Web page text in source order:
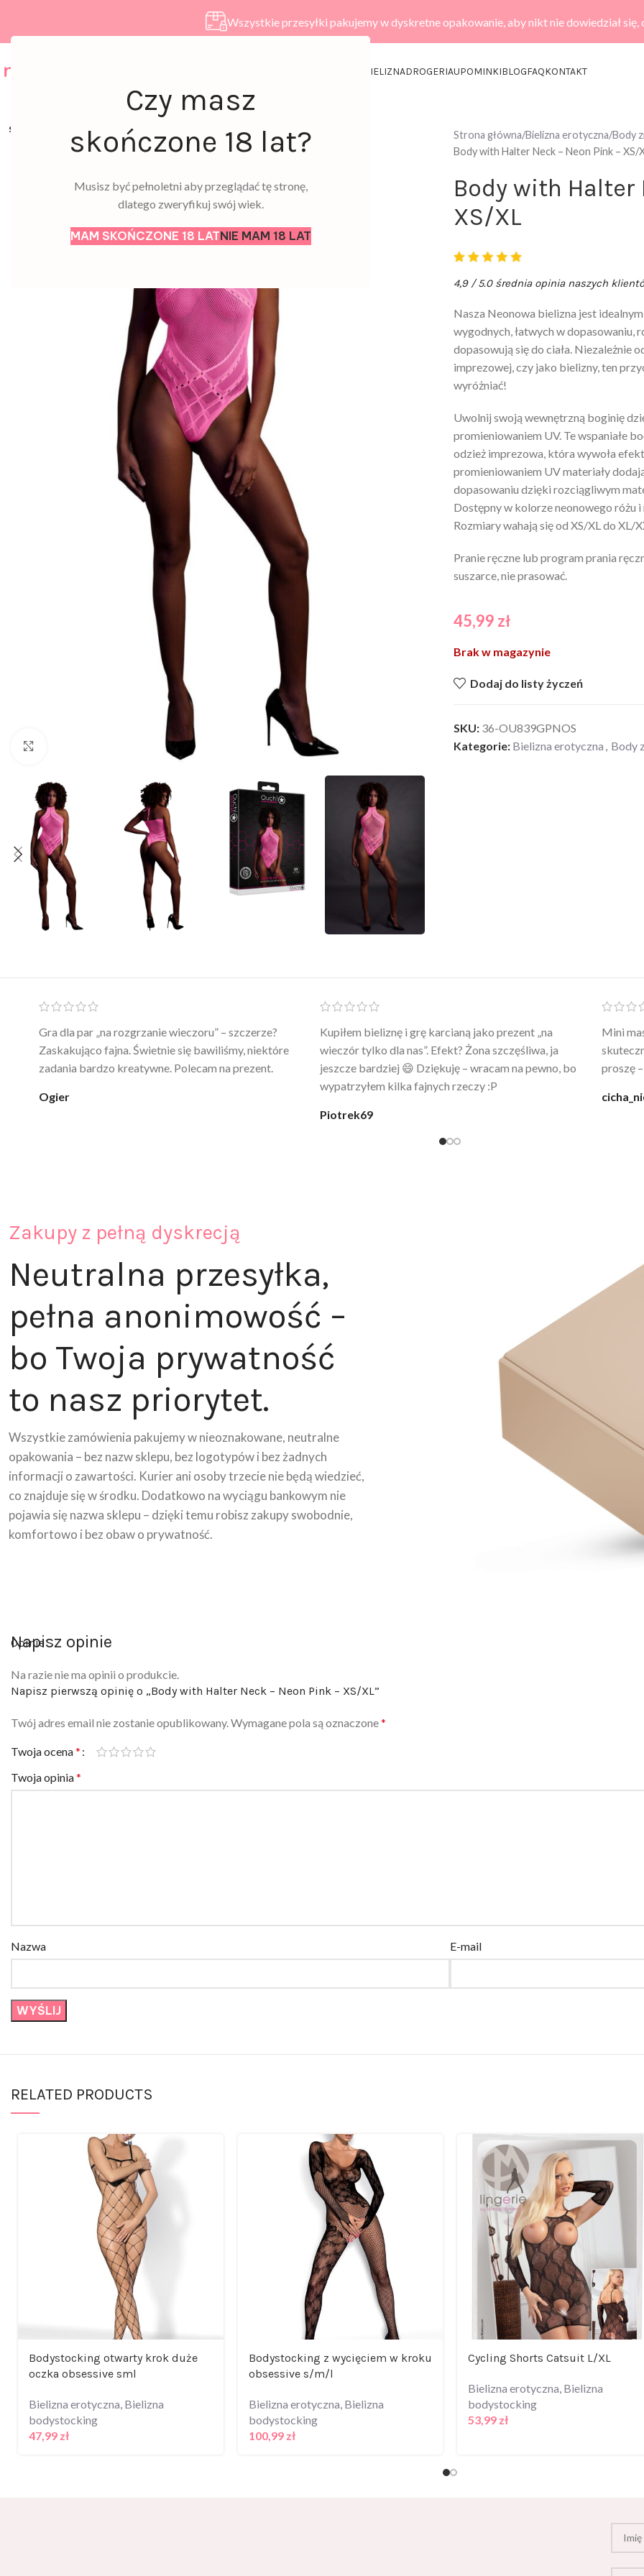
Czy masz
skończone 18 lat?
Musisz być pełnoletni aby przeglądać tę stronę,
dlatego zweryfikuj swój wiek.
MAM SKOŃCZONE 18 LATNIE MAM 18 LAT
Wszystkie przesyłki pakujemy w dyskretne opakowanie, aby nikt nie dowiedział się,
BIELIZNADROGERIAUPOMINKIBLOGFAQKONTAKT
SOLD
Strona główna Bielizna erotyczna Body
Body with Halter Neck – Neon Pink – XS/
Body with Halter
XS/XL
4,9 / 5.0 średnia opinia naszych
Nasza Neonowa bielizna jest
wygodnych, łatwych w dopasowaniu,
dopasowują się do ciała. Niezależnie
imprezowej, czy jako bielizny, ten
wyróżniać!
Uwolnij swoją wewnętrzną boginię
promieniowaniem UV. Te wspaniałe
odzież imprezowa, która wywoła
promieniowaniem UV materiały
dopasowaniu dzięki rozciągliwym
Dostępny w kolorze neonowego różu i
Rozmiary wahają się od XS/XL do XL/
Pranie ręczne lub program prania
suszarce, nie prasować.
45,99 zł
Brak w magazynie
Dodaj do listy życzeń
SKU: 36-OU839GPNOS
Kategorie: Bielizna erotyczna , Body
Ten żel intymny to był strzał w 10 – nie tylko
poprawia komfort, ale też daje przyjemne uczucie
ciepła. Nie uczula, bez zapachu. Kupuję już 3 raz i na
Po prostu WOW! Szlafrok to sztos – lekki, chłodny, a
wygląda jak z luksusowego butiku. Noszę
codziennie po kąpieli z mężem.
@karolina_dream
świetny
Zakupy z pełną dyskrecją
Neutralna przesyłka,
pełna anonimowość –
bo Twoja prywatność
to nasz priorytet.
Wszystkie zamówienia pakujemy w nieoznakowane, neutralne
opakowania – bez nazw sklepu, bez logotypów i bez żadnych
informacji o zawartości. Kurier ani osoby trzecie nie będą wiedzieć,
co znajduje się w środku. Dodatkowo na wyciągu bankowym nie
pojawia się nazwa sklepu – dzięki temu robisz zakupy swobodnie,
komfortowo i bez obaw o prywatność.
Napisz opinie
Opinie
Na razie nie ma opinii o produkcie.
Napisz pierwszą opinię o „Body with Halter Neck – Neon Pink – XS/XL”
Twój adres email nie zostanie opublikowany.Wymagane pola są oznaczone*
Twoja ocena*
Twoja opinia*
Nazwa E-mail
RELATED PRODUCTS
Bodystocking otwarty krok duże
oczka obsessive sml
Bielizna erotyczna, Bielizna
bodystocking
47,99 zł
Bodystocking z wycięciem w kroku
obsessive s/m/l
Bielizna erotyczna, Bielizna
bodystocking
100,99 zł
Cycling Shorts Catsuit L/XL
Bielizna erotyczna, Bielizna
bodystocking
53,99 zł